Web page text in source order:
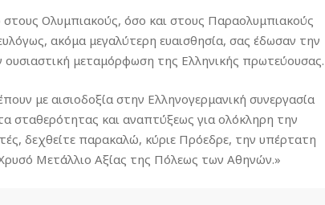
Ολυμπιακούς, όσο και στους Παραολυμπιακούς
ακόμα μεγαλύτερη ευαισθησία, σας έδωσαν την
ουσιαστική μεταμόρφωση της Ελληνικής πρωτεύουσας.
με αισιοδοξία στην Ελληνογερμανική συνεργασία
σταθερότητας και αναπτύξεως για ολόκληρη την
δεχθείτε παρακαλώ, κύριε Πρόεδρε, την υπέρτατη
Μετάλλιο Αξίας της Πόλεως των Αθηνών.»